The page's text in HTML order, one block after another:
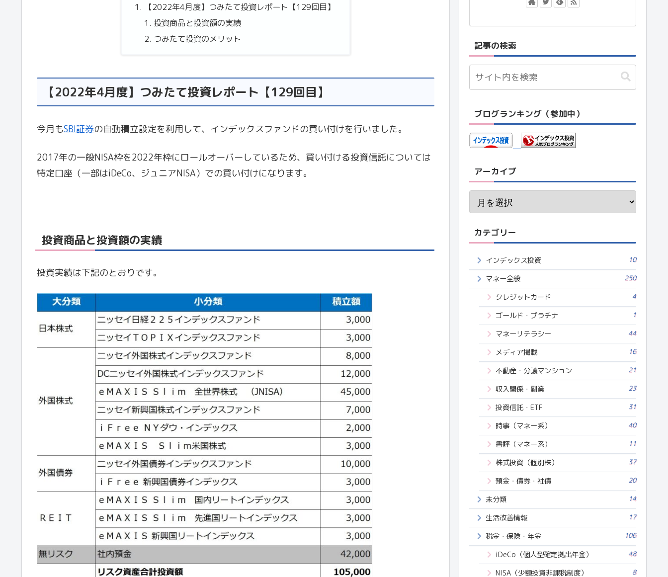
【2022年4月度】つみたて投資レポート【129回目】
投資商品と投資額の実績
つみたて投資のメリット
【2022年4月度】つみたて投資レポート【129回目】
今月もSBI証券の自動積立設定を利用して、インデックスファンドの買い付けを行いました。
2017年の一般NISA枠を2022年枠にロールオーバーしているため、買い付ける投資信託については
特定口座（一部はiDeCo、ジュニアNISA）での買い付けになります。
投資商品と投資額の実績
投資実績は下記のとおりです。
記事の検索
ブログランキング（参加中）
アーカイブ
カテゴリー
インデックス投資 10
マネー全般 250
クレジットカード 4
ゴールド・プラチナ 1
マネーリテラシー 44
メディア掲載 16
不動産・分譲マンション 21
収入関係・副業 23
投資信託・ETF 31
時事（マネー系） 40
書評（マネー系） 11
株式投資（個別株） 37
預金・債券・社債 20
未分類 14
生活改善情報 17
税金・保険・年金 106
iDeCo（個人型確定拠出年金） 48
NISA（少額投資非課税制度） 8